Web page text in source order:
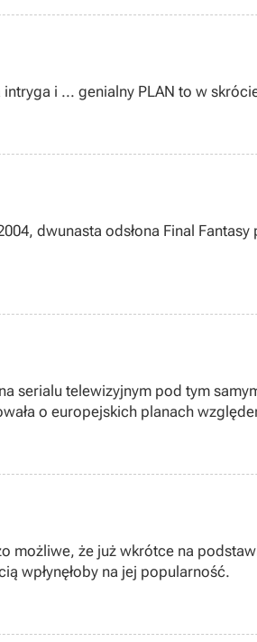
i ... genialny PLAN to w
dwunasta odsłona Final
serialu telewizyjnym pod tym
o europejskich planach
że już wkrótce na
wpłynęłoby na jej popularność.